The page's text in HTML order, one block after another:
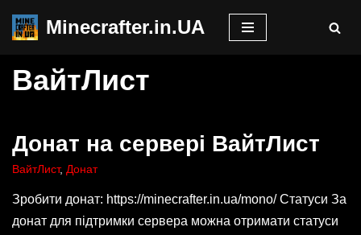
Перейти
вмісту
Minecrafter.in.UA
ВайтЛист
Донат на сервері ВайтЛист
ВайтЛист, Донат
Зробити донат: https://minecrafter.in.ua/mono/ Статуси За
донат для підтримки сервера можна отримати статуси